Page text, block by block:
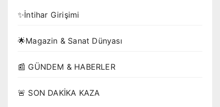
✨İntihar Girişimi
🌟Magazin & Sanat Dünyası
📰 GÜNDEM & HABERLER
🚨 SON DAKİKA KAZA